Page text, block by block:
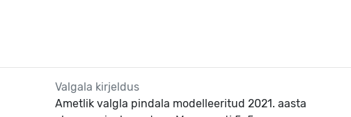
Valgala kirjeldus
Ametlik valgla pindala modelleeritud 2021. aasta